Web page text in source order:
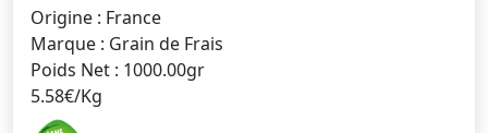
Origine : France
Marque : Grain de Frais
Poids Net : 1000.00gr
5.58€/Kg